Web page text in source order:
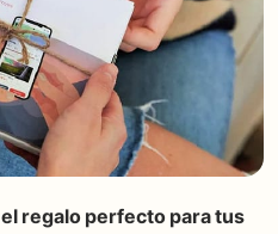
el regalo perfecto para tus